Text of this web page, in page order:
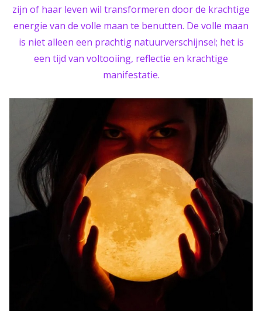
zijn of haar leven wil transformeren door de krachtige
energie van de volle maan te benutten. De volle maan
is niet alleen een prachtig natuurverschijnsel; het is
een tijd van voltooiing, reflectie en krachtige
manifestatie.